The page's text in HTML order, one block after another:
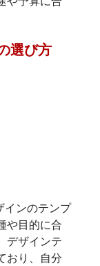
選び方
ンのテンプ
や目的に合
デザインテ
おり、自分